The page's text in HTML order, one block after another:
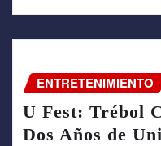
ENTRETENIMIENTO
U Fest: Trébol
Dos Años de